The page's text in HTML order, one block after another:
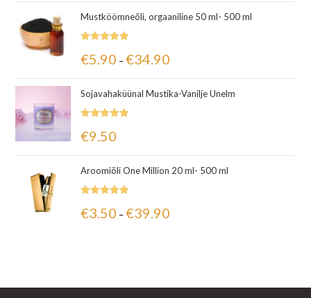
Mustköömneõli, orgaaniline 50 ml- 500 ml
5.00 / 5
€5.90 – €34.90
Sojavahaküünal Mustika-Vanilje Unelm
5.00 / 5
€9.50
Aroomiõli One Million 20 ml- 500 ml
5.00/ 5
€3.50 – €39.90